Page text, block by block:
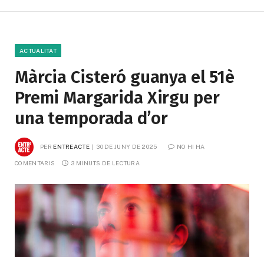
ACTUALITAT
Màrcia Cisteró guanya el 51è
Premi Margarida Xirgu per
una temporada d’or
PER ENTREACTE 30 DE JUNY DE 2025 NO HI HA
COMENTARIS 3 MINUTS DE LECTURA